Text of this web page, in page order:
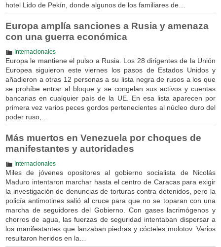
hotel Lido de Pekín, donde algunos de los familiares de…
Europa amplía sanciones a Rusia y amenaza
con una guerra económica
Internacionales
Europa le mantiene el pulso a Rusia. Los 28 dirigentes de la Unión
Europea siguieron este viernes los pasos de Estados Unidos y
añadieron a otras 12 personas a su lista negra de rusos a los que
se prohíbe entrar al bloque y se congelan sus activos y cuentas
bancarias en cualquier país de la UE. En esa lista aparecen por
primera vez varios peces gordos pertenecientes al núcleo duro del
poder ruso,…
Más muertos en Venezuela por choques de
manifestantes y autoridades
Internacionales
Miles de jóvenes opositores al gobierno socialista de Nicolás
Maduro intentaron marchar hasta el centro de Caracas para exigir
la investigación de denuncias de torturas contra detenidos, pero la
policía antimotines salió al cruce para que no se toparan con una
marcha de seguidores del Gobierno. Con gases lacrimógenos y
chorros de agua, las fuerzas de seguridad intentaban dispersar a
los manifestantes que lanzaban piedras y cócteles molotov. Varios
resultaron heridos en la…